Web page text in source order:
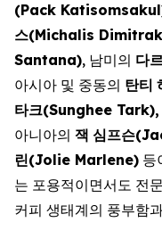
(Pack
스(Michalis
Santana), 남미의 다
아시아 및 중동의 탄티
타크(Sunghee Tark),
아니아의 잭 심프슨
린(Jolie Marlene) 등
는 포용적이면서도 전
커피 생태계의 풍부함